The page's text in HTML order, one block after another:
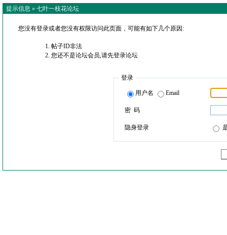
提示信息 » 七叶一枝花论坛
您没有登录或者您没有权限访问此页面，可能有如下几个原因:
帖子ID非法
您还不是论坛会员,请先登录论坛
登录
用户名 Email
密 码
隐身登录